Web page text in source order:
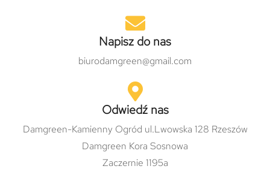
Napisz do nas
biurodamgreen@gmail.com
Odwiedź nas
Damgreen-Kamienny Ogród ul.Lwowska 128 Rzeszów
Damgreen Kora Sosnowa
Zaczernie 1195a